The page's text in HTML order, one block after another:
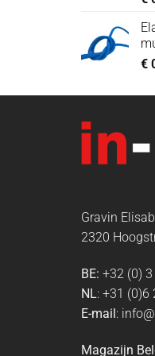
€
Gravin
2320
BE: +32 (0)
NL: +31 (0)6
E-mail:
Magazijn